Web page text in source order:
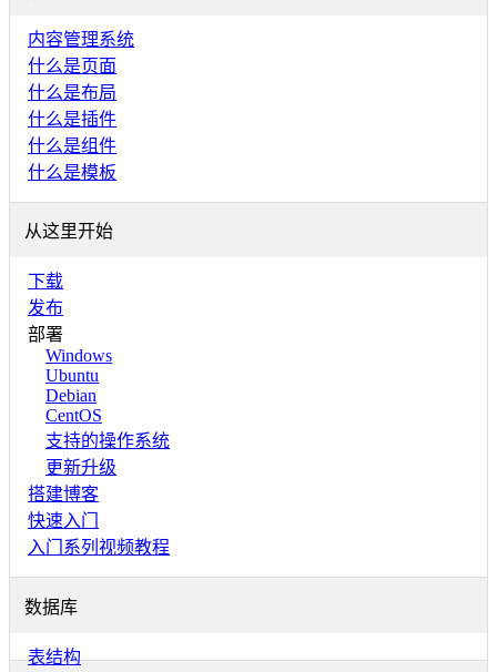
内容管理系统
什么是页面
什么是布局
什么是插件
什么是组件
什么是模板
从这里开始
下载
发布
部署
Windows
Ubuntu
Debian
CentOS
支持的操作系统
更新升级
搭建博客
快速入门
入门系列视频教程
数据库
表结构